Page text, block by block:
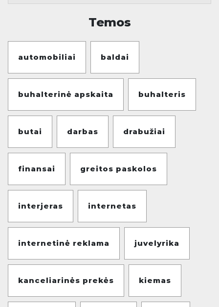
Temos
automobiliai baldai
buhalterinė apskaita buhalteris
butai darbas drabužiai
finansai greitos paskolos
interjeras internetas
internetinė reklama juvelyrika
kanceliarinės prekės kiemas